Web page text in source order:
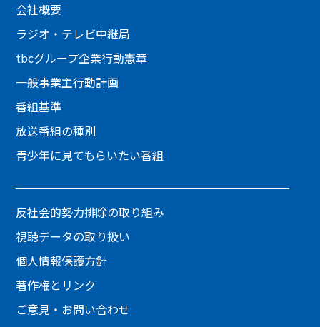
会社概要
ラジオ・テレビ中継局
tbcグループ企業行動憲章
一般事業主行動計画
番組基準
放送番組の種別
青少年に見てもらいたい番組
反社会的勢力排除の取り組み
視聴データの取り扱い
個人情報保護方針
著作権とリンク
ご意見・お問い合わせ